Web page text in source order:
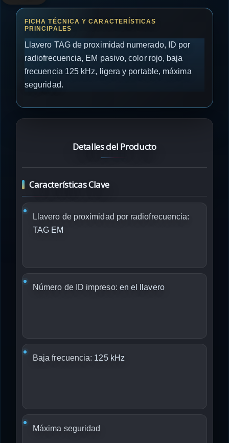
Llavero TAG de proximidad numerado, ID por
radiofrecuencia, EM pasivo, color rojo, baja
frecuencia 125 kHz, ligera y portable, máxima
seguridad.
Detalles del Producto
Características Clave
Llavero de proximidad por radiofrecuencia:
TAG EM
Número de ID impreso: en el llavero
Baja frecuencia: 125 kHz
Máxima seguridad